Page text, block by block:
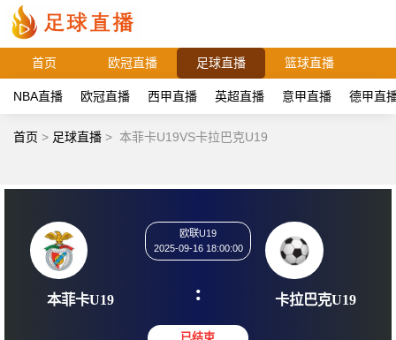
首页 欧冠直播 足球直播 篮球直播
NBA直播 欧冠直播 西甲直播 英超直播 意甲直播 德甲直
首页 > 足球直播 > 本菲卡U19VS卡拉巴克U19
2025-09-16 18:00:00